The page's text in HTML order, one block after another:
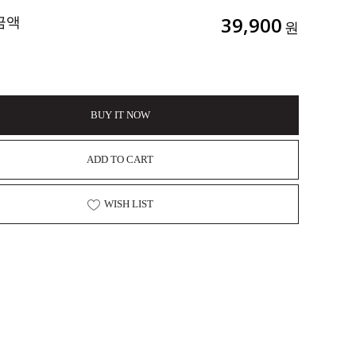
액 39,900 원
BUY IT NOW
ADD TO CART
WISH LIST